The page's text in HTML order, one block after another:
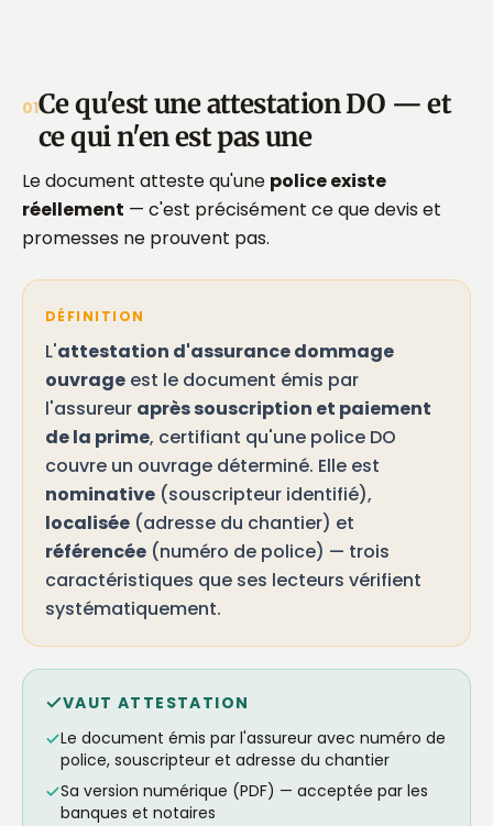
01Ce qu'est une attestation DO — et
ce qui n'en est pas une
Le document atteste qu'une police existe
réellement — c'est précisément ce que devis et
promesses ne prouvent pas.
DÉFINITION
L'attestation d'assurance dommage
ouvrage est le document émis par
l'assureur après souscription et paiement
de la prime, certifiant qu'une police DO
couvre un ouvrage déterminé. Elle est
nominative (souscripteur identifié),
localisée (adresse du chantier) et
référencée (numéro de police) — trois
caractéristiques que ses lecteurs vérifient
systématiquement.
VAUT ATTESTATION
Le document émis par l'assureur avec numéro de
police, souscripteur et adresse du chantier
Sa version numérique (PDF) — acceptée par les
banques et notaires